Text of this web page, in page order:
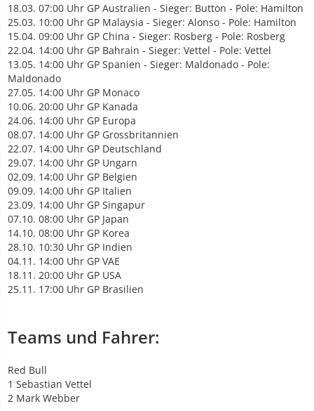
18.03. 07:00 Uhr GP Australien - Sieger: Button - Pole: Hamilton
25.03. 10:00 Uhr GP Malaysia - Sieger: Alonso - Pole: Hamilton
15.04. 09:00 Uhr GP China - Sieger: Rosberg - Pole: Rosberg
22.04. 14:00 Uhr GP Bahrain - Sieger: Vettel - Pole: Vettel
13.05. 14:00 Uhr GP Spanien - Sieger: Maldonado - Pole:
Maldonado
27.05. 14:00 Uhr GP Monaco
10.06. 20:00 Uhr GP Kanada
24.06. 14:00 Uhr GP Europa
08.07. 14:00 Uhr GP Grossbritannien
22.07. 14:00 Uhr GP Deutschland
29.07. 14:00 Uhr GP Ungarn
02.09. 14:00 Uhr GP Belgien
09.09. 14:00 Uhr GP Italien
23.09. 14:00 Uhr GP Singapur
07.10. 08:00 Uhr GP Japan
14.10. 08:00 Uhr GP Korea
28.10. 10:30 Uhr GP Indien
04.11. 14:00 Uhr GP VAE
18.11. 20:00 Uhr GP USA
25.11. 17:00 Uhr GP Brasilien
Teams und Fahrer:
Red Bull
1 Sebastian Vettel
2 Mark Webber